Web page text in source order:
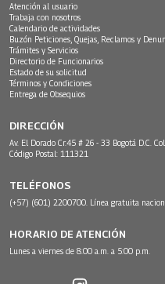
Atención al usuario
Trabaja con nosotros
Calendario de actividades
Buzón Peticiones, Quejas, Reclamos y
Trámites y Servicios
Directorio de Funcionarios
Estado de su solicitud
Términos y Condiciones
Entrega de Obsequios
DIRECCIÓN
Av. El Dorado Cr.45 # 26 - 33 Bogotá D.C.
Código Postal: 111321
TELÉFONOS
(+57) (601) 2200700. Línea gratuita
HORARIO DE ATENCIÓN
Lunes a viernes de 8:00 a.m. a 5:00 p.m.